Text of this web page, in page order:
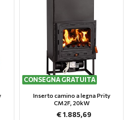
CONSEGNA GRATUITA
Inserto camino a legna Prity
CM2F, 20kW
€ 1.885,69